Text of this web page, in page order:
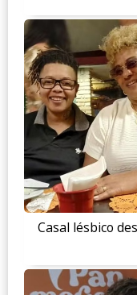
Casal lésbico